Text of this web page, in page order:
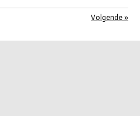
Volgende »